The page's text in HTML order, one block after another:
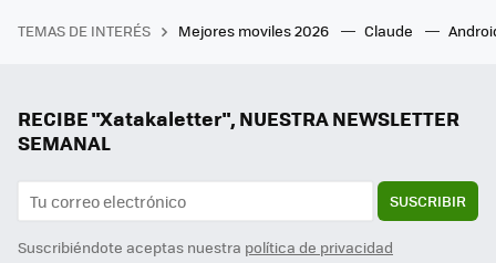
TEMAS DE INTERÉS Mejores moviles 2026 Claude
RECIBE "Xatakaletter", NUESTRA NEWSLETTER
SEMANAL
SUSCRIBIR
Suscribiéndote aceptas nuestra política de privacidad